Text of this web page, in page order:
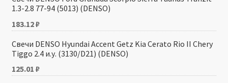
1.3-2.8 77-94 (5013) (DENSO)
183.12₽
Свечи DENSO Hyundai Accent Getz Kia Cerato Rio II Chery
Tiggo 2.4 и.у. (3130/D21) (DENSO)
125.01 ₽